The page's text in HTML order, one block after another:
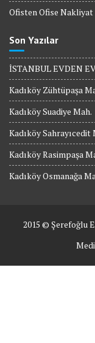
Ofisten Ofise Nakliyat
Son Yazılar
İSTANBUL EVDEN
Kadıköy Zühtüpaşa
Kadıköy Suadiye Mah.
Kadıköy Sahrayıcedit
Kadıköy Rasimpaşa
Kadıköy Osmanağa
2015 © Şerefoğlu